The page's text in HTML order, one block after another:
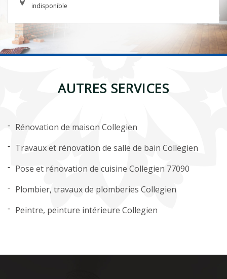
indisponible
AUTRES SERVICES
Rénovation de maison Collegien
Travaux et rénovation de salle de bain Collegien
Pose et rénovation de cuisine Collegien 77090
Plombier, travaux de plomberies Collegien
Peintre, peinture intérieure Collegien